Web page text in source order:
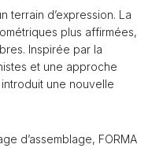
terrain d’expression. La
plus affirmées,
Inspirée par la
et une approche
une nouvelle
d’assemblage, FORMA